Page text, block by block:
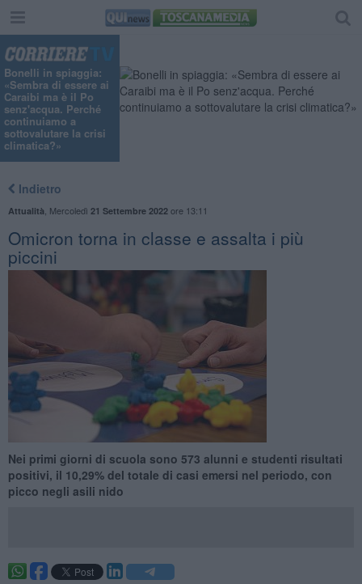
Bonelli in spiaggia:
«Sembra di essere ai
Caraibi ma è il Po
senz'acqua. Perché
continuiamo a
sottovalutare la crisi
climatica?»
Indietro
Attualità Mercoledì 21 Settembre 2022ore 13:11
Omicron torna in classe e assalta i più
piccini
Nei primi giorni di scuola sono 573 alunni e studenti risultati
positivi, il 10,29% del totale di casi emersi nel periodo, con
picco negli asili nido